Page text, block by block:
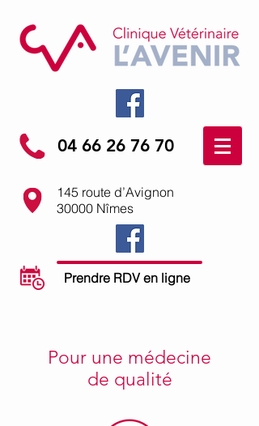
04 66 26 76 70
145 route d’Avignon
30000 Nîmes
Prendre RDV en ligne
Pour une médecine
de qualité